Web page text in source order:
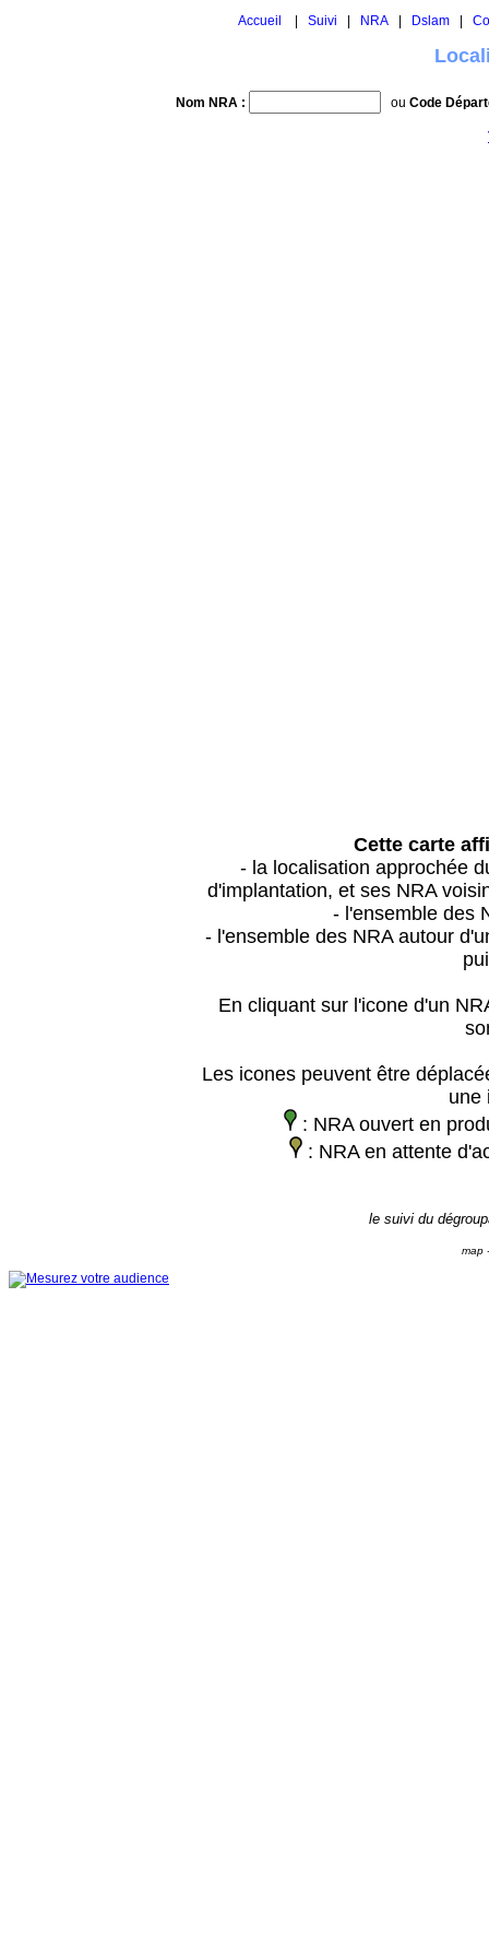
Accueil Suivi NRA Dslam
Nom NRA : ou Code
Cette carte
- la localisation approchée
d'implantation, et ses NRA
- l'ensemble des
- l'ensemble des NRA autour
En cliquant sur l'icone d'un
Les icones peuvent être
une
: NRA ouvert en
: NRA en attente
le suivi du
map